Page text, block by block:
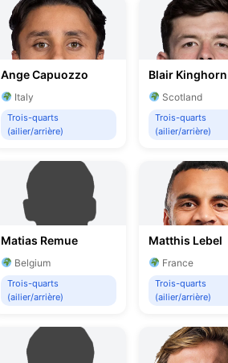
Ange Capuozzo
Italy
Trois-quarts
(ailier/arrière)
Blair Kinghorn
Scotland
Trois-quarts
(ailier/arrière)
Matias Remue
Belgium
Trois-quarts
(ailier/arrière)
Matthis Lebel
France
Trois-quarts
(ailier/arrière)